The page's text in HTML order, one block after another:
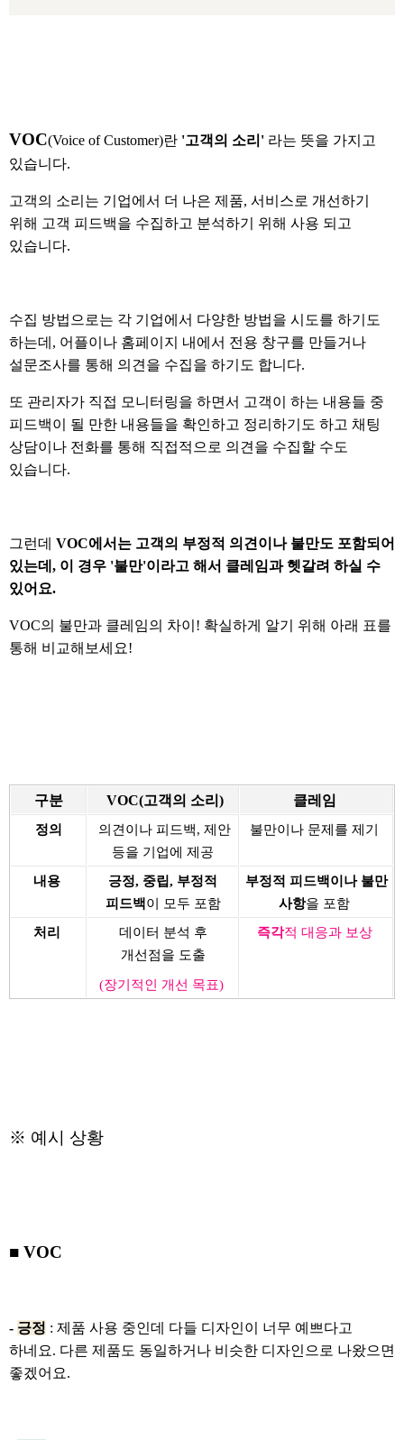
VOC(Voice of Customer)란 '고객의 소리' 라는 뜻을 가지고
있습니다.
고객의 소리는 기업에서 더 나은 제품, 서비스로 개선하기
위해 고객 피드백을 수집하고 분석하기 위해 사용 되고
있습니다.
수집 방법으로는 각 기업에서 다양한 방법을 시도를 하기도
하는데, 어플이나 홈페이지 내에서 전용 창구를 만들거나
설문조사를 통해 의견을 수집을 하기도 합니다.
또 관리자가 직접 모니터링을 하면서 고객이 하는 내용들 중
피드백이 될 만한 내용들을 확인하고 정리하기도 하고 채팅
상담이나 전화를 통해 직접적으로 의견을 수집할 수도
있습니다.
그런데​ VOC에서는 고객의 부정적 의견이나 불만도 포함되어
있는데, 이 경우 '불만'이라고 해서 클레임과 헷갈려 하실 수
있어요.
VOC의 불만과 클레임의 차이! 확실하게 알기 위해 아래 표를
통해 비교해보세요!
구분 VOC(고객의 소리) 클레임
정의
의견이나 피드백, 제안
등을 기업에 제공
불만이나 문제를 제기
내용
긍정, 중립, 부정적
피드백이 모두 포함
부정적 피드백이나 불만
사항을 포함
처리
데이터 분석 후
개선점을 도출
(장기적인 개선 목표)
즉각적 대응과 보상
※ 예시 상황
■ VOC
- 긍정 : 제품 사용 중인데 다들 디자인이 너무 예쁘다고
하네요. 다른 제품도 동일하거나 비슷한 디자인으로 나왔으면
좋겠어요.